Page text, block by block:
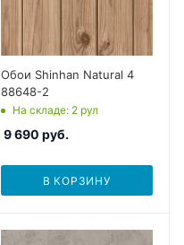
Обои Shinhan Natural 4
88648-2
На складе: 2 рул
9 690 руб.
В КОРЗИНУ